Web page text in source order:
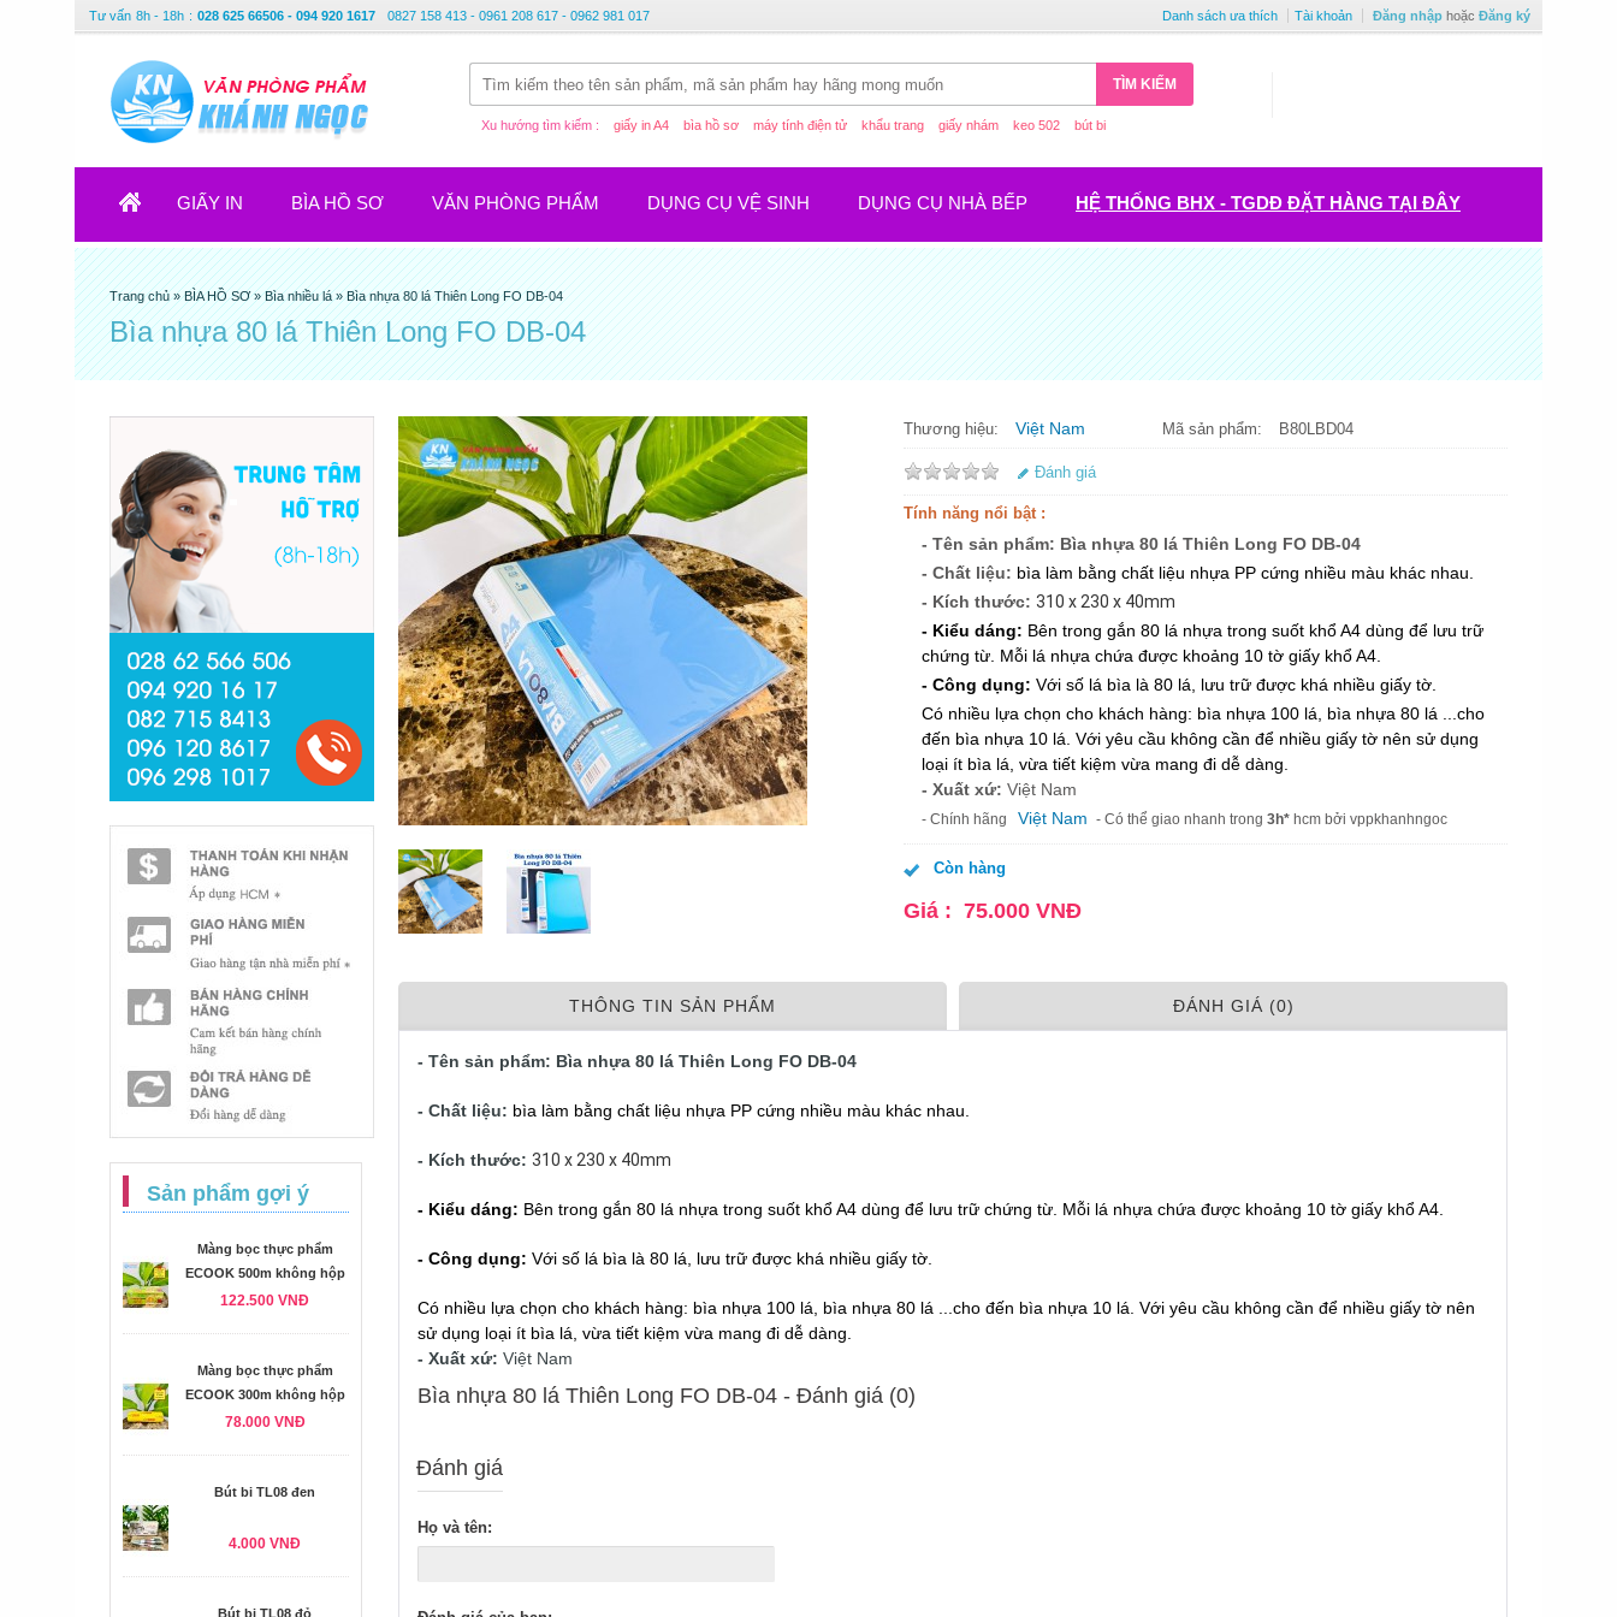
Tư vấn 8h - 18h : 028 625 66506 - 094 920 1617 0827 158 413 - 0961 208 617 - 0962 981 017 Danh sách ưa thích Tài khoản Đăng nhập hoặc Đăng ký
TÌM KIẾM
Xu hướng tìm kiếm : giấy in A4 bìa hồ sơ máy tính điện tử khẩu trang giấy nhám keo 502 bút bi
GIẤY IN BÌA HỒ SƠ VĂN PHÒNG PHẨM DỤNG CỤ VỆ SINH DỤNG CỤ NHÀ BẾP HỆ THỐNG BHX - TGDĐ ĐẶT HÀNG TẠI ĐÂY
Trang chủ»BÌA HỒ SƠ »Bìa nhiều lá »Bìa nhựa 80 lá Thiên Long FO DB-04
Bìa nhựa 80 lá Thiên Long FO DB-04
Sản phẩm gợi ý
Màng bọc thực phẩm
ECOOK 500m không hộp
122.500 VNĐ
Màng bọc thực phẩm
ECOOK 300m không hộp
78.000 VNĐ
Bút bi TL08 đen
4.000 VNĐ
Bút bi TL08 đỏ
Thương hiệu: Việt Nam Mã sản phẩm: B80LBD04
Đánh giá
Tính năng nổi bật :
- Tên sản phẩm: Bìa nhựa 80 lá Thiên Long FO DB-04
- Chất liệu: bìa làm bằng chất liệu nhựa PP cứng nhiều màu khác nhau.
- Kích thước: 310 x 230 x 40mm
- Kiểu dáng: Bên trong gắn 80 lá nhựa trong suốt khổ A4 dùng để lưu trữ
chứng từ. Mỗi lá nhựa chứa được khoảng 10 tờ giấy khổ A4.
- Công dụng: Với số lá bìa là 80 lá, lưu trữ được khá nhiều giấy tờ.
Có nhiều lựa chọn cho khách hàng: bìa nhựa 100 lá, bìa nhựa 80 lá ...cho
đến bìa nhựa 10 lá. Với yêu cầu không cần để nhiều giấy tờ nên sử dụng
loại ít bìa lá, vừa tiết kiệm vừa mang đi dễ dàng.
- Xuất xứ: Việt Nam
- Chính hãng Việt Nam - Có thể giao nhanh trong 3h* hcm bởi vppkhanhngoc
Còn hàng
Giá : 75.000 VNĐ
THÔNG TIN SẢN PHẨM ÐÁNH GIÁ (0)
- Tên sản phẩm: Bìa nhựa 80 lá Thiên Long FO DB-04
- Chất liệu: bìa làm bằng chất liệu nhựa PP cứng nhiều màu khác nhau.
- Kích thước: 310 x 230 x 40mm
- Kiểu dáng: Bên trong gắn 80 lá nhựa trong suốt khổ A4 dùng để lưu trữ chứng từ. Mỗi lá nhựa chứa được khoảng 10 tờ giấy khổ A4.
- Công dụng: Với số lá bìa là 80 lá, lưu trữ được khá nhiều giấy tờ.
Có nhiều lựa chọn cho khách hàng: bìa nhựa 100 lá, bìa nhựa 80 lá ...cho đến bìa nhựa 10 lá. Với yêu cầu không cần để nhiều giấy tờ nên
sử dụng loại ít bìa lá, vừa tiết kiệm vừa mang đi dễ dàng.
- Xuất xứ: Việt Nam
Bìa nhựa 80 lá Thiên Long FO DB-04 - Ðánh giá (0)
Đánh giá
Họ và tên: